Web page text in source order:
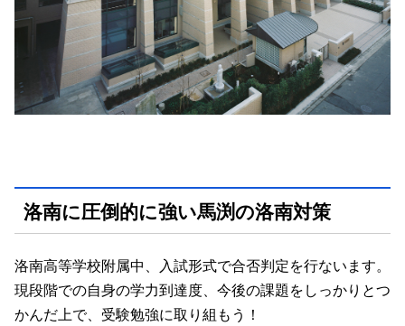
洛南に圧倒的に強い馬渕の洛南対策
洛南高等学校附属中、入試形式で合否判定を行ないます。
現段階での自身の学力到達度、今後の課題をしっかりとつ
かんだ上で、受験勉強に取り組もう！